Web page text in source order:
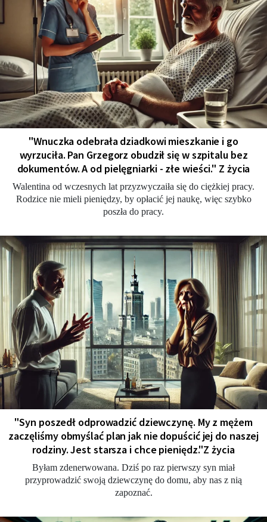
"Wnuczka odebrała dziadkowi mieszkanie i go
wyrzuciła. Pan Grzegorz obudził się w szpitalu bez
dokumentów. A od pielęgniarki - złe wieści." Z życia
Walentina od wczesnych lat przyzwyczaiła się do ciężkiej pracy.
Rodzice nie mieli pieniędzy, by opłacić jej naukę, więc szybko
poszła do pracy.
"Syn poszedł odprowadzić dziewczynę. My z mężem
zaczęliśmy obmyślać plan jak nie dopuścić jej do naszej
rodziny. Jest starsza i chce pieniędz."Z życia
Byłam zdenerwowana. Dziś po raz pierwszy syn miał
przyprowadzić swoją dziewczynę do domu, aby nas z nią
zapoznać.